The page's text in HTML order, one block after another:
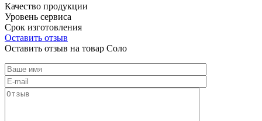
Качество продукции
Уровень сервиса
Срок изготовления
Оставить отзыв
Оставить отзыв на товар Соло